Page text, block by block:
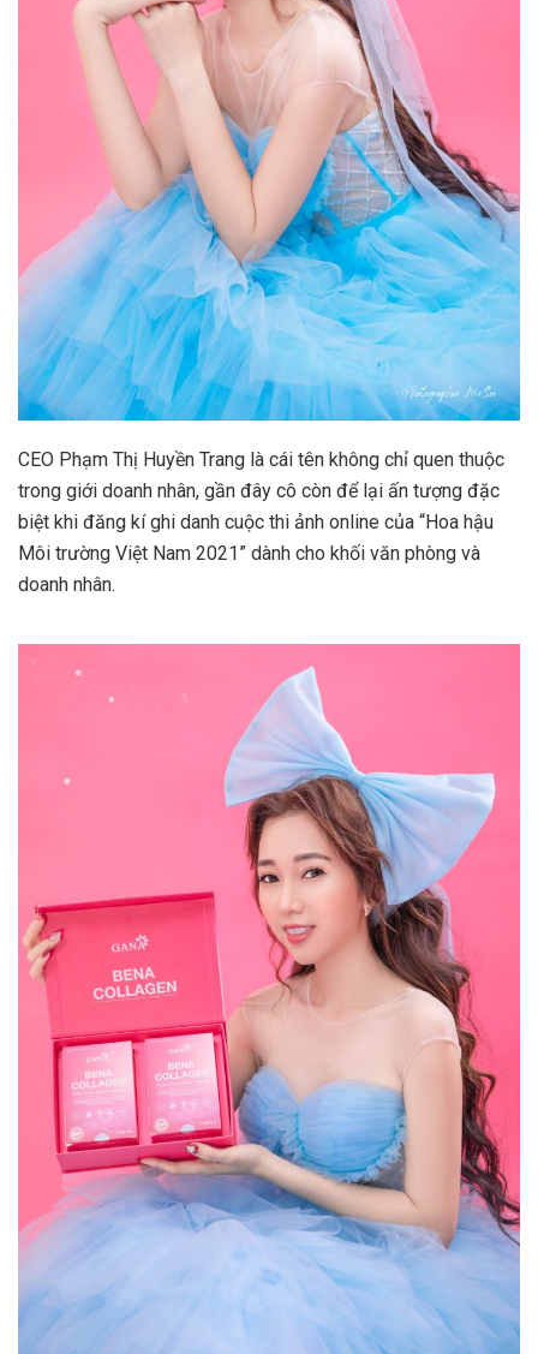
CEO Phạm Thị Huyền Trang là cái tên không chỉ quen thuộc
trong giới doanh nhân, gần đây cô còn để lại ấn tượng đặc
biệt khi đăng kí ghi danh cuộc thi ảnh online của “Hoa hậu
Môi trường Việt Nam 2021” dành cho khối văn phòng và
doanh nhân.